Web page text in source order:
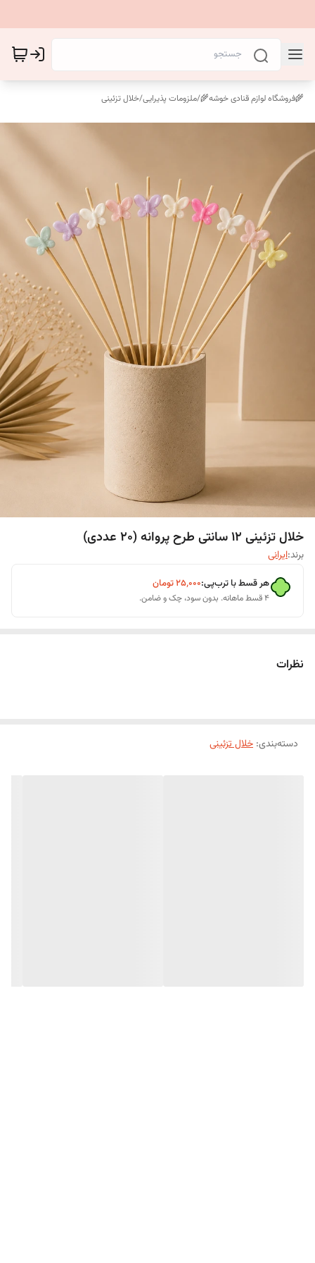
🌾فروشگاه لوازم قنادی خوشه🌾/ملزومات پذیرایی/خلال تزئینی
خلال تزئینی ۱۲ سانتی طرح پروانه (۲۰ عددی)
برند:ایرانی
هر قسط با ترب‌پی:۲۵٬۰۰۰تومان
۴ قسط ماهانه. بدون سود، چک و ضامن.
نظرات
دسته‌بندی: خلال تزئینی